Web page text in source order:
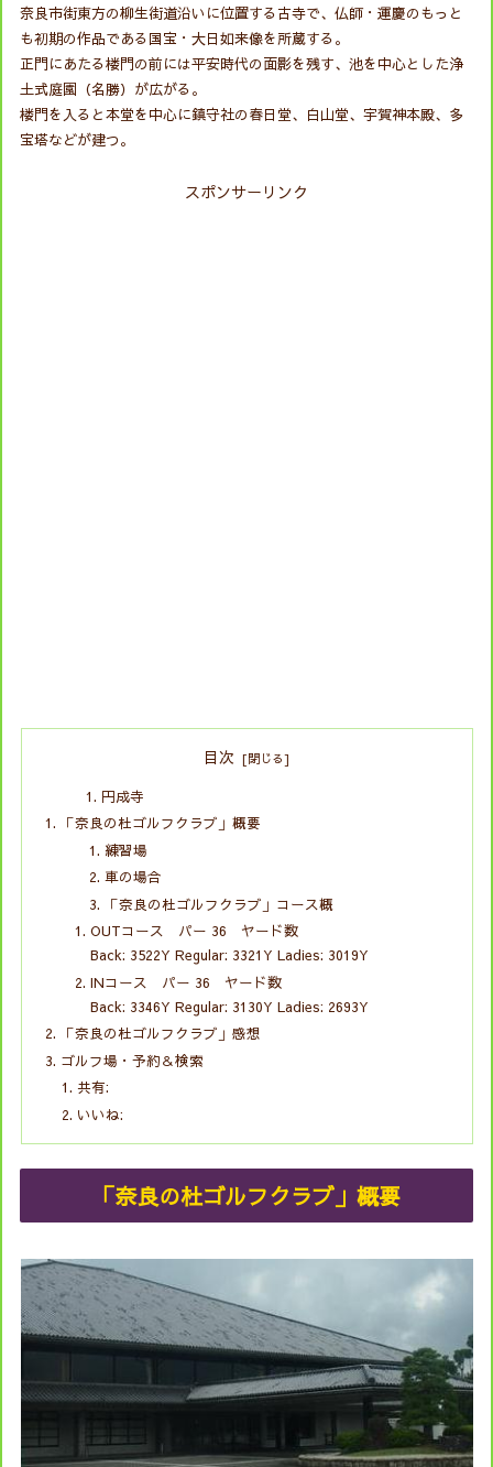
奈良市街東方の柳生街道沿いに位置する古寺で、仏師・運慶のもっと
も初期の作品である国宝・大日如来像を所蔵する。
正門にあたる楼門の前には平安時代の面影を残す、池を中心とした浄
土式庭園（名勝）が広がる。
楼門を入ると本堂を中心に鎮守社の春日堂、白山堂、宇賀神本殿、多
宝塔などが建つ。
スポンサーリンク
目次
円成寺
「奈良の杜ゴルフクラブ」概要
練習場
車の場合
「奈良の杜ゴルフクラブ」コース概
OUTコース パー 36 ヤード数
Back: 3522Y Regular: 3321Y Ladies: 3019Y
INコース パー 36 ヤード数
Back: 3346Y Regular: 3130Y Ladies: 2693Y
「奈良の杜ゴルフクラブ」感想
ゴルフ場・予約＆検索
共有:
いいね:
「奈良の杜ゴルフクラブ」概要